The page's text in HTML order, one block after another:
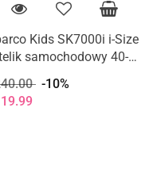
Kids SK7000i i-Size
samochodowy 40-
-10%